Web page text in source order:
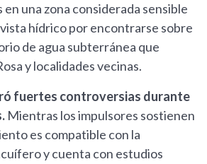
una zona considerada sensible
hídrico por encontrarse sobre
de agua subterránea que
y localidades vecinas.
fuertes controversias durante
Mientras los impulsores sostienen
es compatible con la
y cuenta con estudios